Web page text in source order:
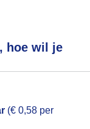
hoe wil je
(€ 0,58 per